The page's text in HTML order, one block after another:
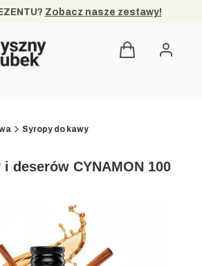
Zobacz nasze zestawy!
Produkty w
Syropy do kawy
deserów CYNAMON 100